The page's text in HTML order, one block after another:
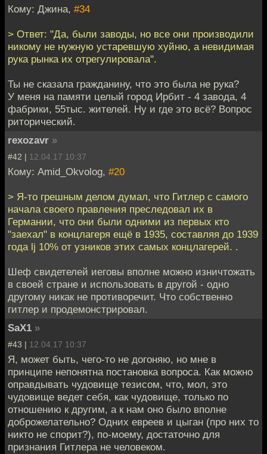
Кому: Джина, #34
> Ответ: "Да, были заводы, но все они производили
никому не нужную устаревшую хуйню, а невидимая
рука рынка их отрегулировала".
Ты не сказала гражданину, что это была не рука?
У меня на памяти целый город Ирбит - 4 завода, 4
фабрики, 55тыс. жителей. Ну и где это всё? Вопрос
риторический.
rexozavr »
#42 | 12.04.17 10:37
Кому: Amid_Okvolog, #20
> Я-то грешным делом думал, что Гитлер с самого
начала своего правления преследовал их в
Германии, что они были одними из первых кто
"заехал" в концлагеря ещё в 1935, составляя до 1939
года lj 10% от узников этих самых концлагерей. .
Шеф свидетелей иеговы вполне можно изничтожать
в своей стране и использовать в другой - одно
другому никак не противоречит. Что собственно
гитлер и продемонстрировал.
SaX1 »
#43 | 12.04.17 10:37
Я, может быть, чего-то не догоняю, но мне в
принципе непонятна постановка вопроса. Как можно
оправдывать чудовище тезисом, что, мол, это
чудовище ведет себя, как чудовище, только по
отношению к другим, а к нам оно было вполне
доброжелательно? Одних евреев и цыган (про них то
никто не спорит?), по-моему, достаточно для
признания Гитлера не человеком.